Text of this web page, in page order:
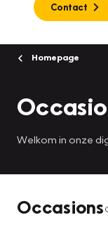
Contact
Homepage
Welkom in onze
Occasions